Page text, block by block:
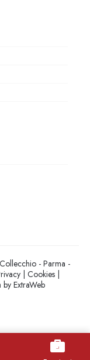
- Parma -
| Cookies|
byExtraWeb